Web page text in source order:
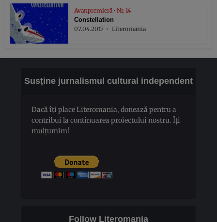
Avanpremieră • Nr. 14
Constellation
07.04.2017
Literomania
Susține jurnalismul cultural independent
Dacă îți place Literomania, donează pentru a
contribui la continuarea proiectului nostru. Îți
mulțumim!
Follow Literomania